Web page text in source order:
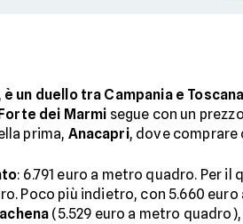
è un duello tra Campania e Toscana
dei Marmi segue con un
prima, Anacapri, dove comprare
: 6.791 euro a metro quadro. Per
Poco più indietro, con 5.660
(5.529 euro a metro